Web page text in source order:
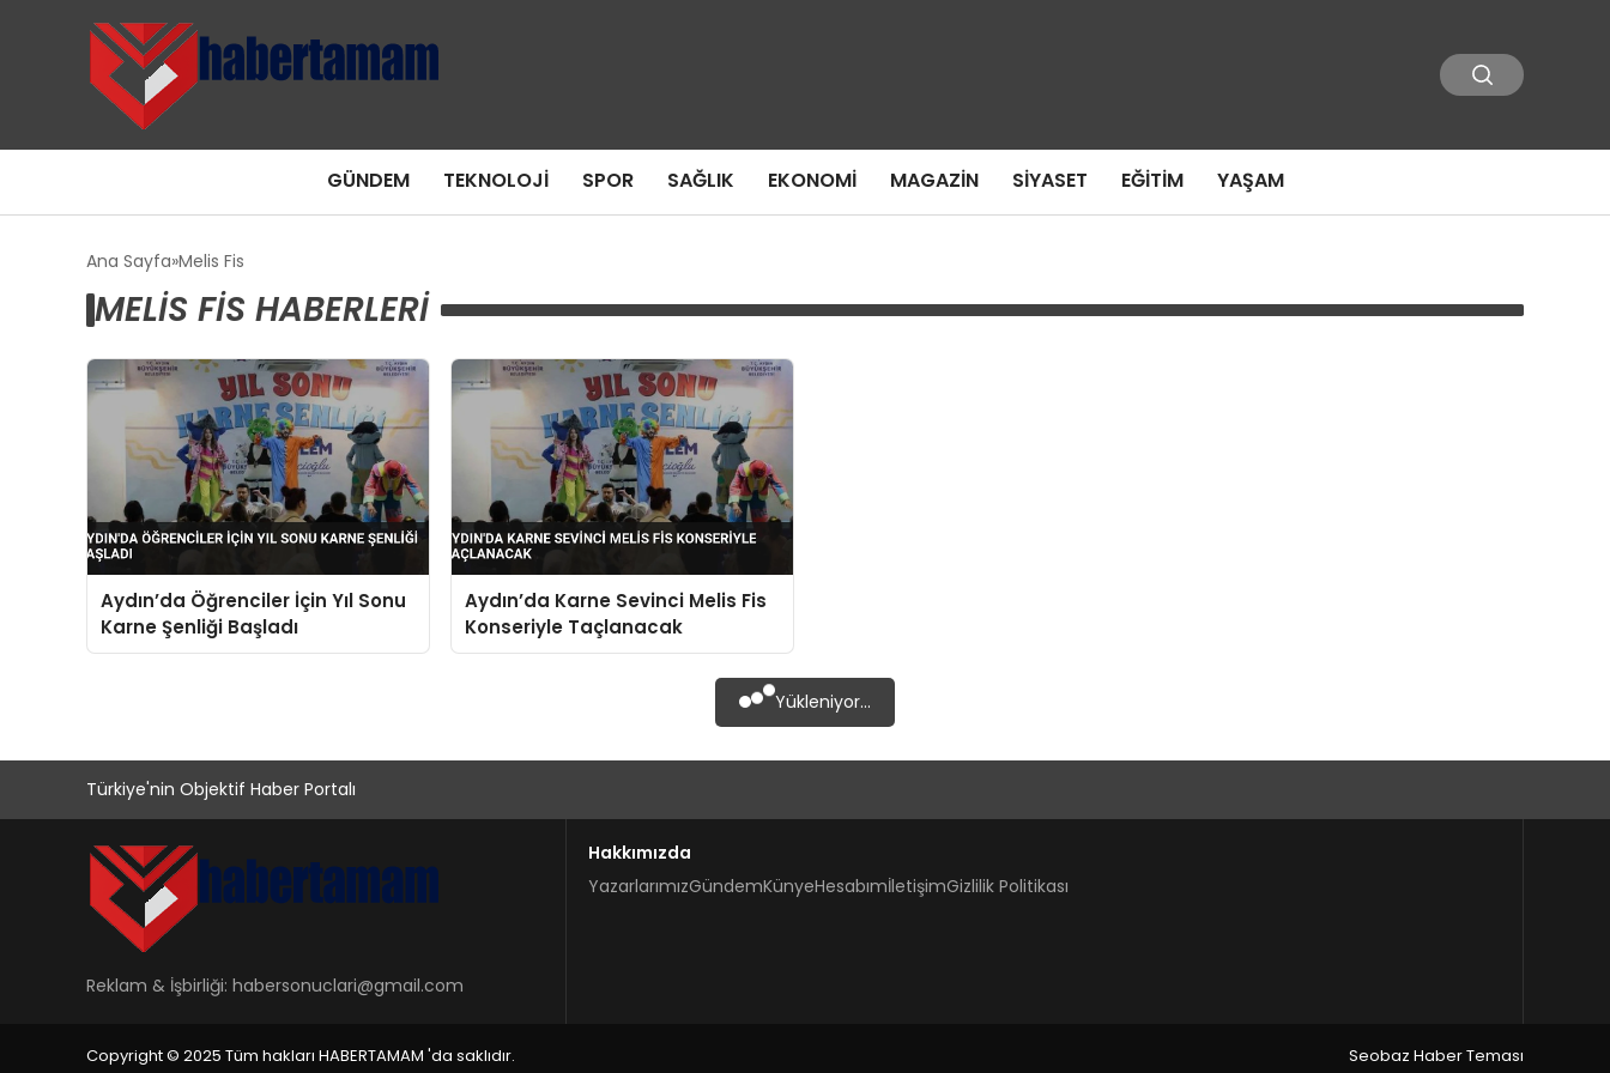
GÜNDEM TEKNOLOJI SPOR SAĞLIK EKONOMI MAGAZIN SIYASET EĞITIM YAŞAM
Ana Sayfa Melis Fis
MELIS FIS HABERLERI
Aydın’da Öğrenciler İçin Yıl Sonu
Karne Şenliği Başladı
Aydın’da Karne Sevinci Melis Fis
Konseriyle Taçlanacak
Yükleniyor...
Türkiye'nin Objektif Haber Portalı
Reklam & İşbirliği: habersonuclari@gmail.com
Hakkımızda
YazarlarımızGündemKünyeHesabımİletişimGizlilik Politikası
Copyright © 2025 Tüm hakları HABERTAMAM 'da saklıdır. Seobaz Haber Teması